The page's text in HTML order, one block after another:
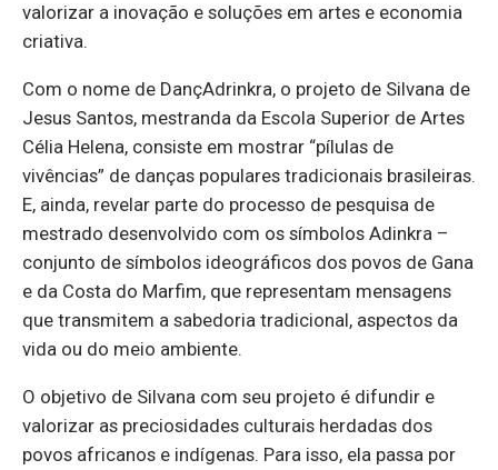
valorizar a inovação e soluções em artes e economia
criativa.
Com o nome de DançAdrinkra, o projeto de Silvana de
Jesus Santos, mestranda da Escola Superior de Artes
Célia Helena, consiste em mostrar “pílulas de
vivências” de danças populares tradicionais brasileiras.
E, ainda, revelar parte do processo de pesquisa de
mestrado desenvolvido com os símbolos Adinkra –
conjunto de símbolos ideográficos dos povos de Gana
e da Costa do Marfim, que representam mensagens
que transmitem a sabedoria tradicional, aspectos da
vida ou do meio ambiente.
O objetivo de Silvana com seu projeto é difundir e
valorizar as preciosidades culturais herdadas dos
povos africanos e indígenas. Para isso, ela passa por